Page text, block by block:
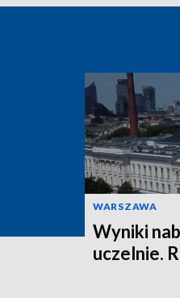
WARSZAWA
Wyniki
uczelnie.